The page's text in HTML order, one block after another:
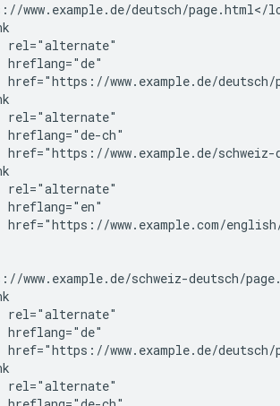
www.example.de/deutsch/page.html</
rel="alternate"
hreflang="de"
href="https://www.example.de/
rel="alternate"
hreflang="de-ch"
href="https://www.example.de/
rel="alternate"
hreflang="en"
href="https://www.example.com/
www.example.de/schweiz-deutsch/
rel="alternate"
hreflang="de"
href="https://www.example.de/
rel="alternate"